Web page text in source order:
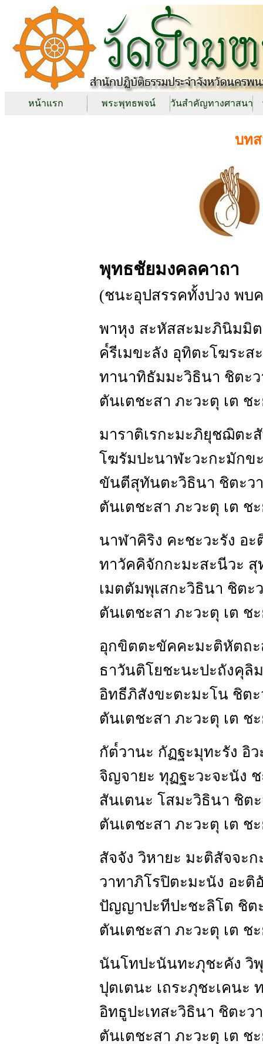
หน้าแรก พระพุทธพจน์ วันสำคัญทางศาสนา
บท
พุทธชัยมงคลคาถา
(ชนะอุปสรรคทั้งปวง พบ
พาหุง สะหัสสะมะภินิมมิ
ค๎รีเมขะลัง อุทิตะโฆระส
ทานาทิธัมมะวิธินา ชิตะ
ตันเตชะสา ภะวะตุ เต ช
มาราติเรกะมะภิยุชฌิตะ
โฆรัมปะนาฬะวะกะมักข
ขันตีสุทันตะวิธินา ชิตะว
ตันเตชะสา ภะวะตุ เต ช
นาฬาคิริง คะชะวะรัง อ
ทาวัคคิจักกะมะสะนีวะ
เมตตัมพุเสกะวิธินา ชิตะ
ตันเตชะสา ภะวะตุ เต ช
อุกขิตตะขัคคะมะติหัตถ
ธาวันติโยชะนะปะถังคุลิ
อิทธีภิสังขะตะมะโน ชิต
ตันเตชะสา ภะวะตุ เต ช
กัต๎วานะ กัฏฐะมุทะรัง อิ
จิญจายะ ทุฏฐะวะจะนัง
สันเตนะ โสมะวิธินา ชิต
ตันเตชะสา ภะวะตุ เต ช
สัจจัง วิหายะ มะติสัจจะก
วาทาภิโรปิตะมะนัง อะติ
ปัญญาปะทีปะชะลิโต ชิต
ตันเตชะสา ภะวะตุ เต ช
นันโทปะนันทะภุชะคัง วิ
ปุตเตนะ เถระภุชะเคนะ
อิทธูปะเทสะวิธินา ชิตะว
ตันเตชะสา ภะวะตุ เต ช